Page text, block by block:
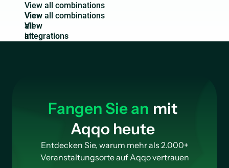
View a combinations
View
all
integrations
Fangen Sie an mit
Aqqo heute
Entdecken Sie, warum mehr als 2.000+
Veranstaltungsorte auf Aqqo vertrauen